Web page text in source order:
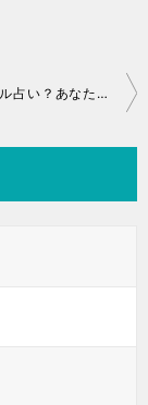
対面式？メール占い？あなたに合う占い形式が簡単に分かります